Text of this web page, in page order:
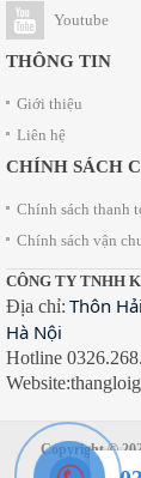
Youtube
THÔNG TIN
Giới thiệu
Liên hệ
CHÍNH SÁCH
Chính sách thanh
Chính sách vận
CÔNG TY TNHH
Địa chỉ: Thôn
Hà Nội
Hotline
Copyright ©